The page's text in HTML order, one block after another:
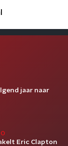
jaar naar
Eric Clapton